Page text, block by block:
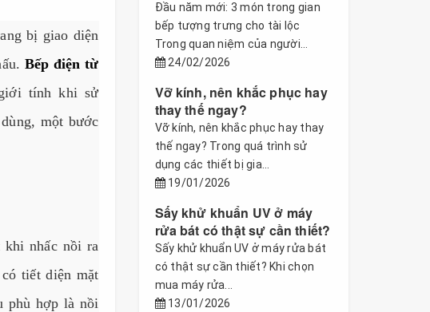
bị giao diện
Bếp điện từ
tính khi sử
một bước
nhấc nồi ra
tiết diện mặt
phù hợp là nồi
Đầu năm mới: 3 món trong gian
bếp tượng trưng cho tài lộc
Trong quan niệm của người...
24/02/2026
Vỡ kính, nên khắc phục hay
thay thế ngay?
Vỡ kính, nên khắc phục hay thay
thế ngay? Trong quá trình sử
dụng các thiết bị gia...
19/01/2026
Sấy khử khuẩn UV ở máy
rửa bát có thật sự cần thiết?
Sấy khử khuẩn UV ở máy rửa bát
có thật sự cần thiết? Khi chọn
mua máy rửa...
13/01/2026